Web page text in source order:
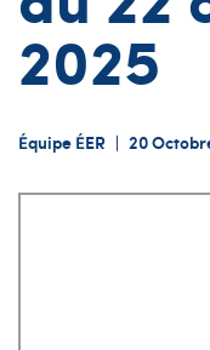
2025
Équipe ÉER | 20